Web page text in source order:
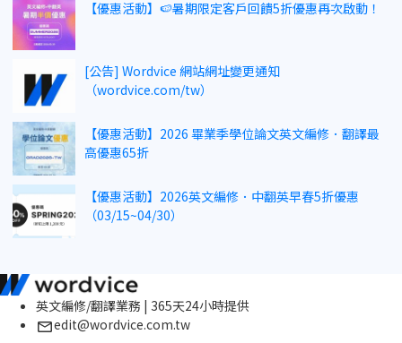
【優惠活動】🍉暑期限定客戶回饋5折優惠再次啟動！
[公告] Wordvice 網站網址變更通知
（wordvice.com/tw）
【優惠活動】2026 畢業季學位論文英文編修．翻譯最
高優惠65折
【優惠活動】2026英文編修．中翻英早春5折優惠
（03/15~04/30）
英文編修/翻譯業務 | 365天24小時提供
edit@wordvice.com.tw